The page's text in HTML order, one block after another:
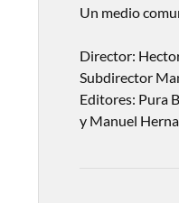
Un medio
Director:
Subdirector
Editores: Pura
y Manuel